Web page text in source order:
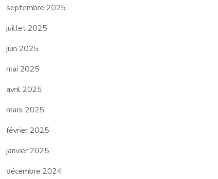
septembre 2025
juillet 2025
juin 2025
mai 2025
avril 2025
mars 2025
février 2025
janvier 2025
décembre 2024